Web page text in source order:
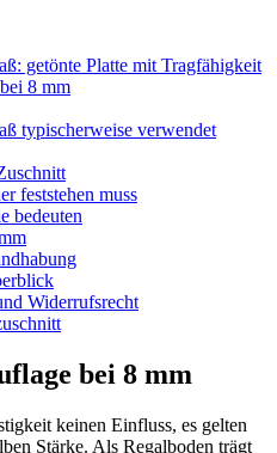
getönte Platte mit Tragfähigkeit
8 mm
typischerweise verwendet
feststehen muss
bedeuten
Widerrufsrecht
bei 8 mm
keinen Einfluss, es gelten
Stärke. Als Regalboden trägt